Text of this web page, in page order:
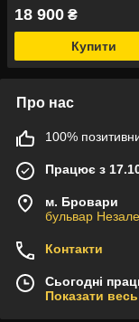
18 900 ₴
Купити
Про нас
100%
Працює з
м. Бровари
бульвар
Контакти
Сьогодні
Показати